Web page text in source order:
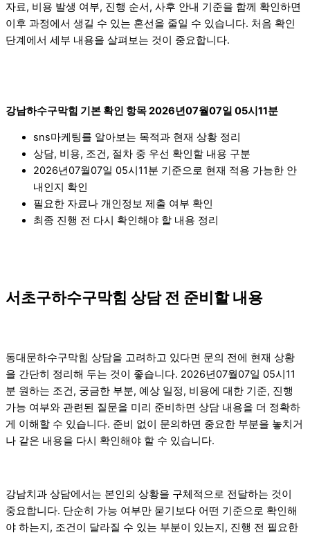
자료, 비용 발생 여부, 진행 순서, 사후 안내 기준을 함께 확인하면
이후 과정에서 생길 수 있는 혼선을 줄일 수 있습니다. 처음 확인
단계에서 세부 내용을 살펴보는 것이 중요합니다.
강남하수구막힘 기본 확인 항목 2026년07월07일 05시11분
sns마케팅를 알아보는 목적과 현재 상황 정리
상담, 비용, 조건, 절차 중 우선 확인할 내용 구분
2026년07월07일 05시11분 기준으로 현재 적용 가능한 안
내인지 확인
필요한 자료나 개인정보 제출 여부 확인
최종 진행 전 다시 확인해야 할 내용 정리
서초구하수구막힘 상담 전 준비할 내용
동대문하수구막힘 상담을 고려하고 있다면 문의 전에 현재 상황
을 간단히 정리해 두는 것이 좋습니다. 2026년07월07일 05시11
분 원하는 조건, 궁금한 부분, 예상 일정, 비용에 대한 기준, 진행
가능 여부와 관련된 질문을 미리 준비하면 상담 내용을 더 정확하
게 이해할 수 있습니다. 준비 없이 문의하면 중요한 부분을 놓치거
나 같은 내용을 다시 확인해야 할 수 있습니다.
강남치과 상담에서는 본인의 상황을 구체적으로 전달하는 것이
중요합니다. 단순히 가능 여부만 묻기보다 어떤 기준으로 확인해
야 하는지, 조건이 달라질 수 있는 부분이 있는지, 진행 전 필요한